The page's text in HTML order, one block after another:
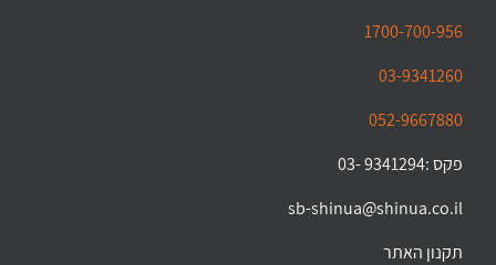
1700-700-956
03-9341260
052-9667880
פקס :9341294 -03
sb-shinua@shinua.co.il
תקנון האתר